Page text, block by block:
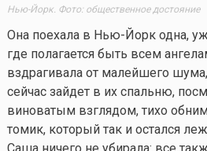
Нью-Йорк. Фото: общественное достояние
Она поехала в Нью-Йорк одна,
где полагается быть всем
вздрагивала от малейшего
сейчас зайдет в их спальню,
виноватым взглядом, тихо
томик, который так и остался